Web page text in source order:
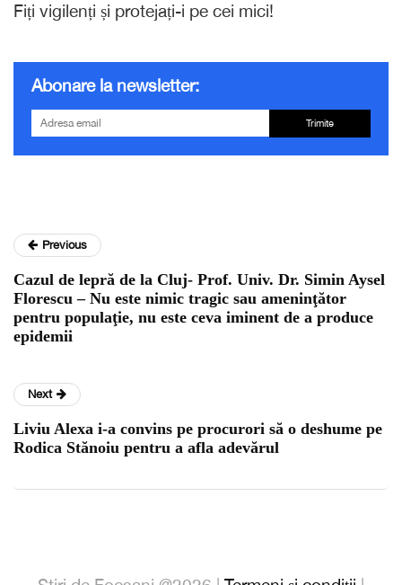
Fiți vigilenți și protejați-i pe cei mici!
Abonare la newsletter:
Trimite
Previous
Cazul de lepră de la Cluj- Prof. Univ. Dr. Simin Aysel
Florescu – Nu este nimic tragic sau ameninţător
pentru populaţie, nu este ceva iminent de a produce
epidemii
Next
Liviu Alexa i-a convins pe procurori să o deshume pe
Rodica Stănoiu pentru a afla adevărul